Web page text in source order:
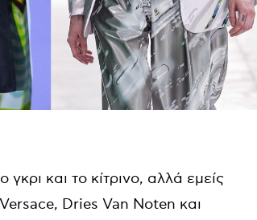
γκρι και το κίτρινο, αλλά εμείς
Dries Van Noten και